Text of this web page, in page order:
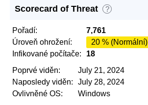
Scorecard of Threat ?
Pořadí:
7,761
Úroveň ohrožení:
20 % (Normální)
Infikované počítače:
18
Poprvé viděn:
July 21, 2024
Naposledy viděn:
July 28, 2024
Ovlivněné OS:
Windows